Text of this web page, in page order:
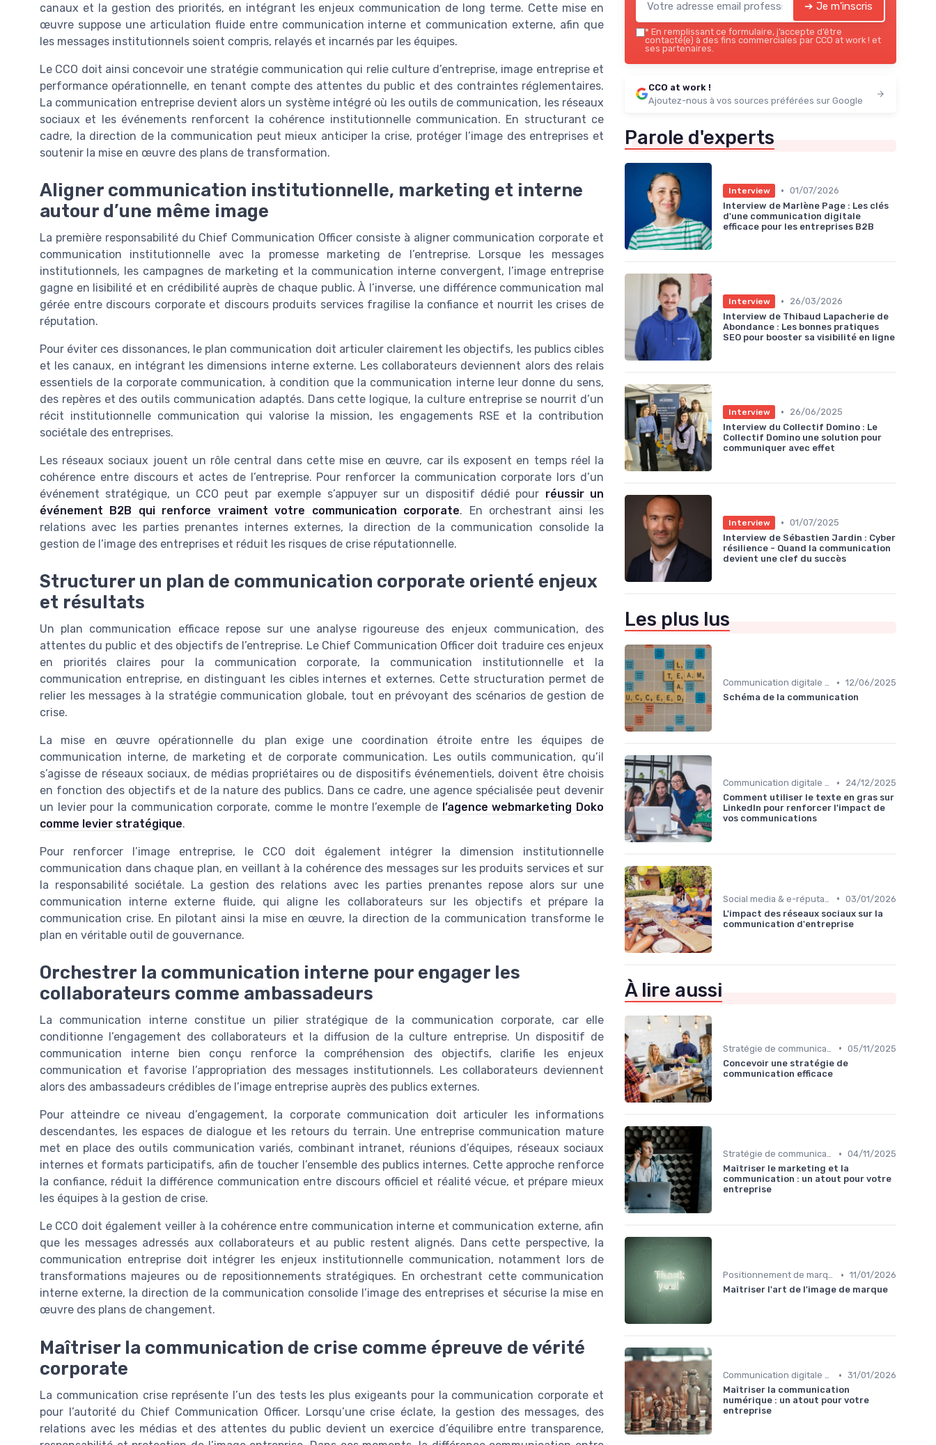
canaux et la gestion des priorités, en intégrant les enjeux communication de long terme. Cette mise en
œuvre suppose une articulation fluide entre communication interne et communication externe, afin que
les messages institutionnels soient compris, relayés et incarnés par les équipes.
Le CCO doit ainsi concevoir une stratégie communication qui relie culture d’entreprise, image entreprise et
performance opérationnelle, en tenant compte des attentes du public et des contraintes réglementaires.
La communication entreprise devient alors un système intégré où les outils de communication, les réseaux
sociaux et les événements renforcent la cohérence institutionnelle communication. En structurant ce
cadre, la direction de la communication peut mieux anticiper la crise, protéger l’image des entreprises et
soutenir la mise en œuvre des plans de transformation.
Aligner communication institutionnelle, marketing et interne
autour d’une même image
La première responsabilité du Chief Communication Officer consiste à aligner communication corporate et
communication institutionnelle avec la promesse marketing de l’entreprise. Lorsque les messages
institutionnels, les campagnes de marketing et la communication interne convergent, l’image entreprise
gagne en lisibilité et en crédibilité auprès de chaque public. À l’inverse, une différence communication mal
gérée entre discours corporate et discours produits services fragilise la confiance et nourrit les crises de
réputation.
Pour éviter ces dissonances, le plan communication doit articuler clairement les objectifs, les publics cibles
et les canaux, en intégrant les dimensions interne externe. Les collaborateurs deviennent alors des relais
essentiels de la corporate communication, à condition que la communication interne leur donne du sens,
des repères et des outils communication adaptés. Dans cette logique, la culture entreprise se nourrit d’un
récit institutionnelle communication qui valorise la mission, les engagements RSE et la contribution
sociétale des entreprises.
Les réseaux sociaux jouent un rôle central dans cette mise en œuvre, car ils exposent en temps réel la
cohérence entre discours et actes de l’entreprise. Pour renforcer la communication corporate lors d’un
événement stratégique, un CCO peut par exemple s’appuyer sur un dispositif dédié pour réussir un
événement B2B qui renforce vraiment votre communication corporate. En orchestrant ainsi les
relations avec les parties prenantes internes externes, la direction de la communication consolide la
gestion de l’image des entreprises et réduit les risques de crise réputationnelle.
Structurer un plan de communication corporate orienté enjeux
et résultats
Un plan communication efficace repose sur une analyse rigoureuse des enjeux communication, des
attentes du public et des objectifs de l’entreprise. Le Chief Communication Officer doit traduire ces enjeux
en priorités claires pour la communication corporate, la communication institutionnelle et la
communication entreprise, en distinguant les cibles internes et externes. Cette structuration permet de
relier les messages à la stratégie communication globale, tout en prévoyant des scénarios de gestion de
crise.
La mise en œuvre opérationnelle du plan exige une coordination étroite entre les équipes de
communication interne, de marketing et de corporate communication. Les outils communication, qu’il
s’agisse de réseaux sociaux, de médias propriétaires ou de dispositifs événementiels, doivent être choisis
en fonction des objectifs et de la nature des publics. Dans ce cadre, une agence spécialisée peut devenir
un levier pour la communication corporate, comme le montre l’exemple de l’agence webmarketing Doko
comme levier stratégique.
Pour renforcer l’image entreprise, le CCO doit également intégrer la dimension institutionnelle
communication dans chaque plan, en veillant à la cohérence des messages sur les produits services et sur
la responsabilité sociétale. La gestion des relations avec les parties prenantes repose alors sur une
communication interne externe fluide, qui aligne les collaborateurs sur les objectifs et prépare la
communication crise. En pilotant ainsi la mise en œuvre, la direction de la communication transforme le
plan en véritable outil de gouvernance.
Orchestrer la communication interne pour engager les
collaborateurs comme ambassadeurs
La communication interne constitue un pilier stratégique de la communication corporate, car elle
conditionne l’engagement des collaborateurs et la diffusion de la culture entreprise. Un dispositif de
communication interne bien conçu renforce la compréhension des objectifs, clarifie les enjeux
communication et favorise l’appropriation des messages institutionnels. Les collaborateurs deviennent
alors des ambassadeurs crédibles de l’image entreprise auprès des publics externes.
Pour atteindre ce niveau d’engagement, la corporate communication doit articuler les informations
descendantes, les espaces de dialogue et les retours du terrain. Une entreprise communication mature
met en place des outils communication variés, combinant intranet, réunions d’équipes, réseaux sociaux
internes et formats participatifs, afin de toucher l’ensemble des publics internes. Cette approche renforce
la confiance, réduit la différence communication entre discours officiel et réalité vécue, et prépare mieux
les équipes à la gestion de crise.
Le CCO doit également veiller à la cohérence entre communication interne et communication externe, afin
que les messages adressés aux collaborateurs et au public restent alignés. Dans cette perspective, la
communication entreprise doit intégrer les enjeux institutionnelle communication, notamment lors de
transformations majeures ou de repositionnements stratégiques. En orchestrant cette communication
interne externe, la direction de la communication consolide l’image des entreprises et sécurise la mise en
œuvre des plans de changement.
Maîtriser la communication de crise comme épreuve de vérité
corporate
La communication crise représente l’un des tests les plus exigeants pour la communication corporate et
pour l’autorité du Chief Communication Officer. Lorsqu’une crise éclate, la gestion des messages, des
relations avec les médias et des attentes du public devient un exercice d’équilibre entre transparence,
➔ Je m'inscris
* En remplissant ce formulaire, j’accepte d’être
contacté(e) à des fins commerciales par CCO at work ! et
ses partenaires.
CCO at work !
Ajoutez-nous à vos sources préférées sur Google
Parole d'experts
Interview • 01/07/2026
Interview de Marlène Page : Les clés
d'une communication digitale
efficace pour les entreprises B2B
Interview •
26/03/2026
Interview de Thibaud Lapacherie de
Abondance : Les bonnes pratiques
SEO pour booster sa visibilité en ligne
Interview •
26/06/2025
Interview du Collectif Domino : Le
Collectif Domino une solution pour
communiquer avec effet
Interview • 01/07/2025
Interview de Sébastien Jardin : Cyber
résilience - Quand la communication
devient une clef du succès
Les plus lus
Communication digitale & omnicanale • 12/06/2025
Schéma de la communication
Communication digitale & omnicanale •
24/12/2025
Comment utiliser le texte en gras sur
LinkedIn pour renforcer l'impact de
vos communications
• 03/01/2026
L'impact des réseaux sociaux sur la
communication d'entreprise
À lire aussi
• 05/11/2025
Concevoir une stratégie de
communication efficace
Stratégie de communication d’entreprise • 04/11/2025
Maîtriser le marketing et la
communication : un atout pour votre
entreprise
Positionnement de marque & image • 11/01/2026
Maîtriser l'art de l'image de marque
Communication digitale & omnicanale • 31/01/2026
Maîtriser la communication
numérique : un atout pour votre
entreprise